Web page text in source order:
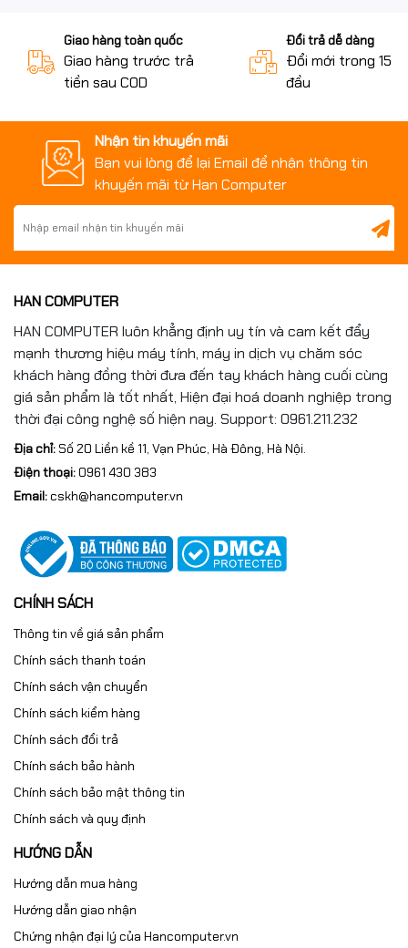
Giao hàng toàn quốc
Giao hàng trước trả
tiền sau COD
Đổi trả dễ dàng
Đổi mới trong 15
đầu
Nhận tin khuyến mãi
Bạn vui lòng để lại Email để nhận thông tin
khuyến mãi từ Han Computer
HAN COMPUTER
HAN COMPUTER luôn khẳng định uy tín và cam kết đẩy
mạnh thương hiệu máy tính, máy in dịch vụ chăm sóc
khách hàng đồng thời đưa đến tay khách hàng cuối cùng
giá sản phẩm là tốt nhất, Hiện đại hoá doanh nghiệp trong
thời đại công nghệ số hiện nay. Support: 0961.211.232
Địa chỉ:Số 20 Liền kề 11, Vạn Phúc, Hà Đông, Hà Nội.
Điện thoại:0961 430 383
Email:cskh@hancomputer.vn
CHÍNH SÁCH
Thông tin về giá sản phẩm
Chính sách thanh toán
Chính sách vận chuyển
Chính sách kiểm hàng
Chính sách đổi trả
Chính sách bảo hành
Chính sách bảo mật thông tin
Chính sách và quy định
HƯỚNG DẪN
Hướng dẫn mua hàng
Hướng dẫn giao nhận
Chứng nhận đại lý của Hancomputer.vn